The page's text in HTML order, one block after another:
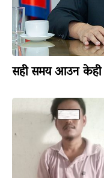
सही समय आउन केही